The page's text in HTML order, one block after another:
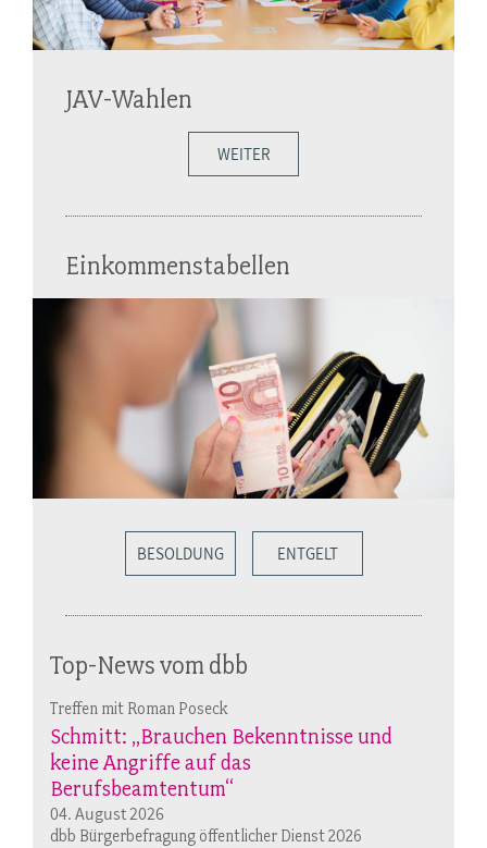
JAV-Wahlen
WEITER
Einkommenstabellen
BESOLDUNG ENTGELT
Top-News vom dbb
Treffen mit Roman Poseck
Schmitt: „Brauchen Bekenntnisse und
keine Angriffe auf das
Berufsbeamtentum“
04. August 2026
dbb Bürgerbefragung öffentlicher Dienst 2026